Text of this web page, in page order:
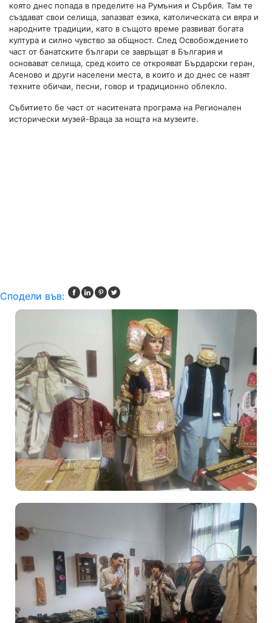
която днес попада в пределите на Румъния и Сърбия. Там те
създават свои селища, запазват езика, католическата си вяра и
народните традиции, като в същото време развиват богата
култура и силно чувство за общност. След Освобождението
част от банатските българи се завръщат в България и
основават селища, сред които се открояват Бърдарски геран,
Асеново и други населени места, в които и до днес се назят
техните обичаи, песни, говор и традиционно облекло.
Събитието бе част от наситената програма на Регионален
исторически музей-Враца за нощта на музеите.
Сподели във: